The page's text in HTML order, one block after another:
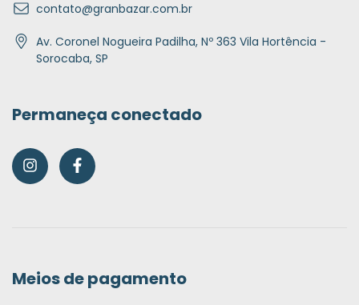
contato@granbazar.com.br
Av. Coronel Nogueira Padilha, Nº 363 Vila Hortência -
Sorocaba, SP
Permaneça conectado
Meios de pagamento